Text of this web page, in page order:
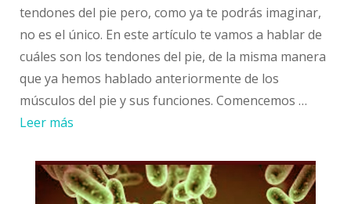
tendones del pie pero, como ya te podrás imaginar,
no es el único. En este artículo te vamos a hablar de
cuáles son los tendones del pie, de la misma manera
que ya hemos hablado anteriormente de los
músculos del pie y sus funciones. Comencemos …
Leer más